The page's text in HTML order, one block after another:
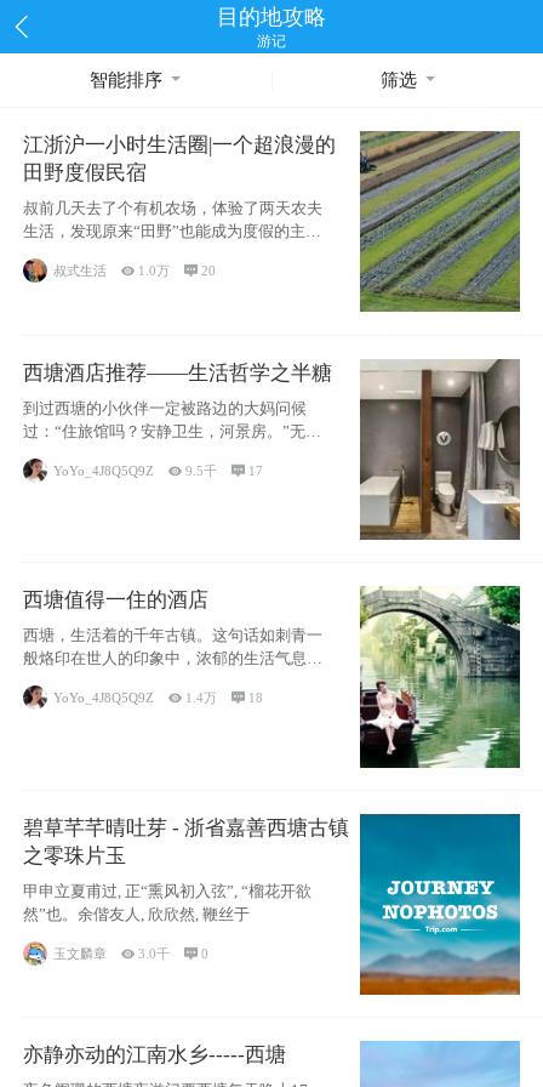
目的地攻略
游记
智能排序 筛选
江浙沪一小时生活圈|一个超浪漫的
田野度假民宿
叔前几天去了个有机农场，体验了两天农夫
生活，发现原来“田野”也能成为度假的主旋
律。江
叔式生活  1.0万 20
西塘酒店推荐——生活哲学之半糖
到过西塘的小伙伴一定被路边的大妈问候
过：“住旅馆吗？安静卫生，河景房。”无意
YoYo_4J8Q5Q9Z 9.5千  17
西塘值得一住的酒店
西塘，生活着的千年古镇。这句话如刺青一
般烙印在世人的印象中，浓郁的生活气息，
小桥流水
YoYo_4J8Q5Q9Z  1.4万  18
碧草芊芊晴吐芽 - 浙省嘉善西塘古镇
之零珠片玉
甲申立夏甫过, 正“熏风初入弦”, “榴花开欲
然”也。余偕友人, 欣欣然, 鞭丝于
玉文麟章  3.0千 0
亦静亦动的江南水乡-----西塘